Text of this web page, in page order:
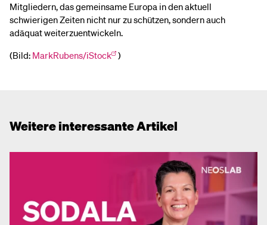
Mitgliedern, das gemeinsame Europa in den aktuell
schwierigen Zeiten nicht nur zu schützen, sondern auch
adäquat weiterzuentwickeln.
(Bild: MarkRubens/iStock )
Weitere interessante Artikel